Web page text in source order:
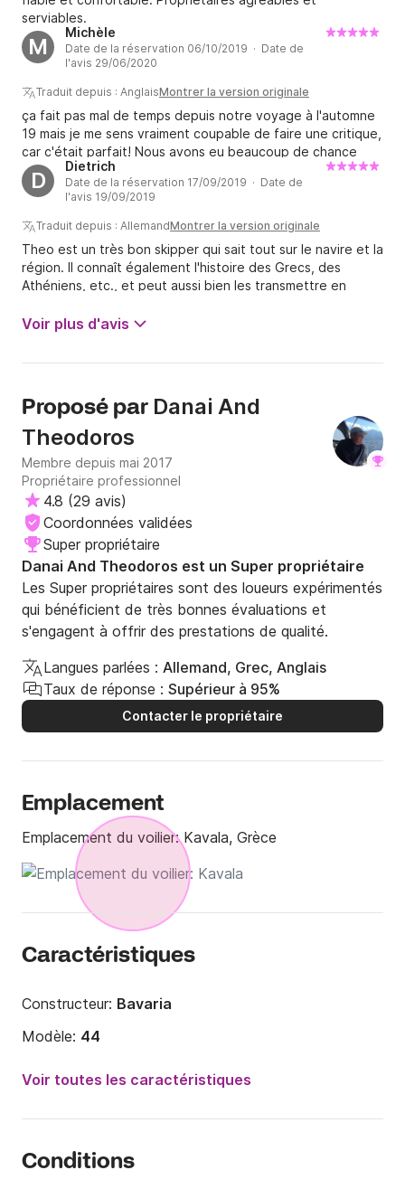
serviables.
M
Michèle
Date de la réservation 06/10/2019 · Date de
l'avis 29/06/2020
Traduit depuis : AnglaisMontrer la version originale
ça fait pas mal de temps depuis notre voyage à l'automne
19 mais je me sens vraiment coupable de faire une critique,
car c'était parfait! Nous avons eu beaucoup de chance
d'avoir 2 bateaux pendant 2 semaines - tout était très
simple et rapide. Nous pourrions demander n'importe quoi
à tout moment et obtenir de l'aide chaque fois que nous
en avions besoin, ainsi que de nombreuses
recommandations personnelles où aller (plages,
restaurants, sites archéologiques, etc.) Theodoros et sa
fille Danai sont des gens très charmants et fiables - ils font
un très bonne et puissante équipe;) la communication -
déjà à l'avance - était également très facile. Je le
recommanderais à tout le monde et j'adorerais y retourner.
un bon point de départ - fait le tour de Thasos et de
D
Dietrich
Date de la réservation 17/09/2019 · Date de
l'avis 19/09/2019
Traduit depuis : AllemandMontrer la version originale
Theo est un très bon skipper qui sait tout sur le navire et la
région. Il connaît également l'histoire des Grecs, des
Athéniens, etc., et peut aussi bien les transmettre en
nous aimerions le répéter. Dietrich Endres
Voir plus d'avis
Proposé par Danai And
Theodoros
Membre depuis mai 2017
Propriétaire professionnel
4.8 (29 avis)
Coordonnées validées
Super propriétaire
Danai And Theodoros est un Super propriétaire
Les Super propriétaires sont des loueurs expérimentés
qui bénéficient de très bonnes évaluations et
s'engagent à offrir des prestations de qualité.
Langues parlées : Allemand, Grec, Anglais
Taux de réponse : Supérieur à 95%
Contacter le propriétaire
Emplacement
Emplacement du voilier:Kavala, Grèce
Caractéristiques
Constructeur: Bavaria
Modèle: 44
Année:
2004 (Rénové en 2021)
Nombre de couchages:
Voir toutes les caractéristiques
Conditions